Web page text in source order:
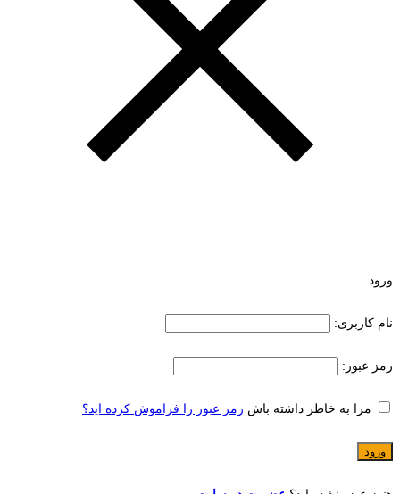
ورود
نام کاربری:
رمز عبور:
مرا به خاطر داشته باش رمز عبور را فراموش کرده اید؟